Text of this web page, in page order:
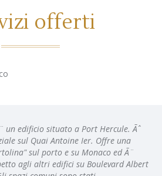
offerti
un edificio situato a Port Hercule. Ãˆ
sul Quai Antoine Ier. Offre una
sul porto e su Monaco ed Ã¨
agli altri edifici su Boulevard Albert